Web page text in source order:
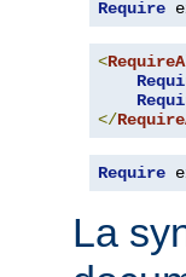
Require
<
</
Require
La